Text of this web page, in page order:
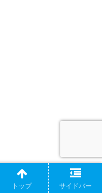
トップ サイドバー